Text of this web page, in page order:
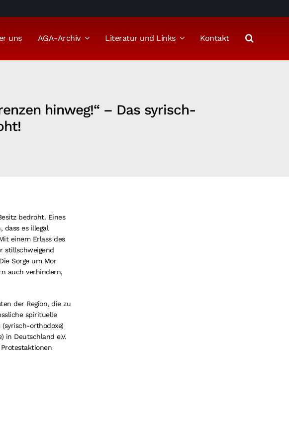
uns AGA-Archiv Literatur und Links Kontakt
hinweg!“ – Das syrisch-
bedroht. Eines
dass es illegal
einem Erlass des
stillschweigend
Sorge um Mor
auch verhindern,
der Region, die zu
spirituelle
orthodoxe)
in Deutschland e.V.